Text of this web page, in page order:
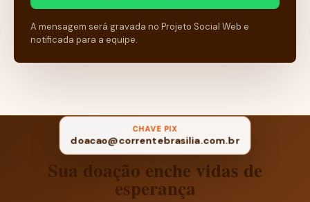
A mensagem será gravada no Projeto Social Web e
notificada para a equipe.
CHAVE PIX
doacao@correntebrasilia.com.br
Sua doação enche vidas de
esperança